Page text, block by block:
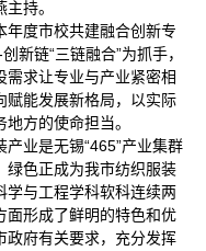
持。
年度市校共建融合创新专
新链“三链融合”为抓手，
求让专业与产业紧密相
赋能发展新格局，以实际
方的使命担当。
业是无锡“465”产业集群
绿色正成为我市纺织服装
学与工程学科软科连续两
面形成了鲜明的特色和优
政府有关要求，充分发挥